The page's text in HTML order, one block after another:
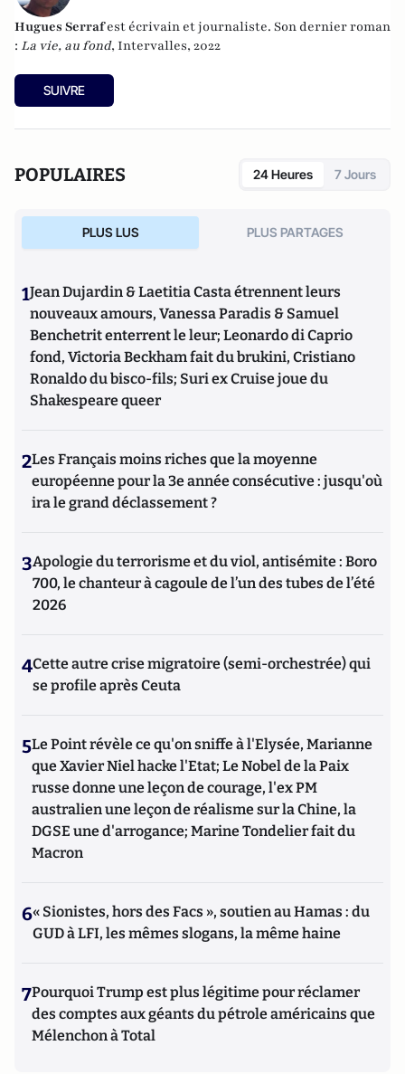
Hugues Serrafest écrivain et journaliste. Son dernier roman
: La vie, au fond, Intervalles, 2022
SUIVRE
POPULAIRES 24 Heures 7 Jours
PLUS LUS PLUS PARTAGES
1Jean Dujardin & Laetitia Casta étrennent leurs
nouveaux amours, Vanessa Paradis & Samuel
Benchetrit enterrent le leur; Leonardo di Caprio
fond, Victoria Beckham fait du brukini, Cristiano
Ronaldo du bisco-fils; Suri ex Cruise joue du
Shakespeare queer
2Les Français moins riches que la moyenne
européenne pour la 3e année consécutive : jusqu'où
ira le grand déclassement ?
3Apologie du terrorisme et du viol, antisémite : Boro
700, le chanteur à cagoule de l’un des tubes de l’été
2026
4Cette autre crise migratoire (semi-orchestrée) qui
se profile après Ceuta
5Le Point révèle ce qu'on sniffe à l'Elysée, Marianne
que Xavier Niel hacke l'Etat; Le Nobel de la Paix
russe donne une leçon de courage, l'ex PM
australien une leçon de réalisme sur la Chine, la
DGSE une d'arrogance; Marine Tondelier fait du
Macron
6« Sionistes, hors des Facs », soutien au Hamas : du
GUD à LFI, les mêmes slogans, la même haine
7Pourquoi Trump est plus légitime pour réclamer
des comptes aux géants du pétrole américains que
Mélenchon à Total